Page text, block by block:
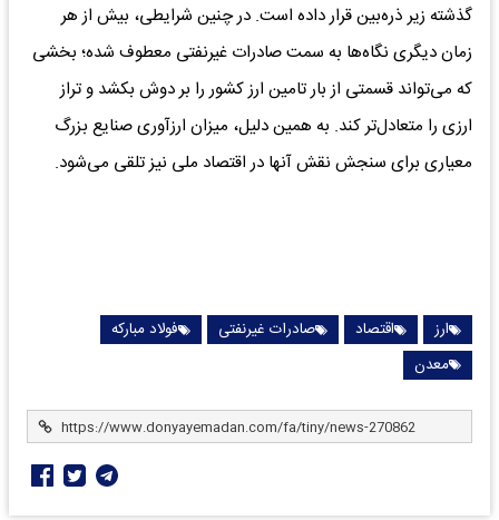
گذشته زیر ذره‌بین قرار داده است. در چنین شرایطی، بیش از هر
زمان دیگری نگاه‌ها به سمت صادرات غیرنفتی معطوف شده؛ بخشی
که می‌تواند قسمتی از بار تامین ارز کشور را بر دوش بکشد و تراز
ارزی را متعادل‌تر کند. به همین دلیل، میزان ارزآوری صنایع بزرگ
معیاری برای سنجش نقش آنها در اقتصاد ملی نیز تلقی می‌شود.
ارز اقتصاد صادرات غیرنفتی
فولاد مبارکه
معدن